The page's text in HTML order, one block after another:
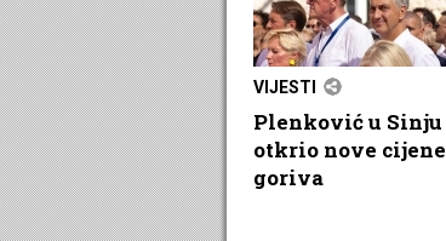
VIJESTI
Plenković u Sinju
otkrio nove cijene
goriva